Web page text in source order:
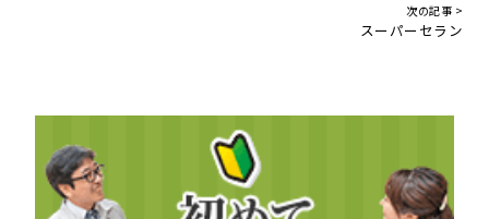
次の記事 >
スーパーセラン